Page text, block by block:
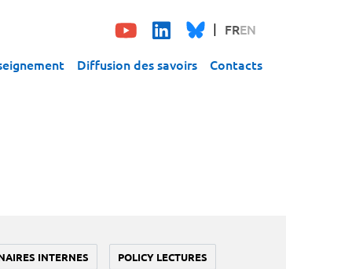
FREN
Diffusion des savoirs Contacts
INTERNES POLICY LECTURES